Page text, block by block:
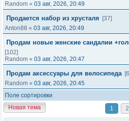
Random « 03 авг, 2026, 20:49
Продается набор из хрусталя
[37]
Anton88 « 03 авг, 2026, 20:49
Продам новые женские сандалии
[102]
Random « 03 авг, 2026, 20:47
Продам аксессуары для велосипеда
Random « 03 авг, 2026, 20:45
Поле сортировки
1
2
Новая тема